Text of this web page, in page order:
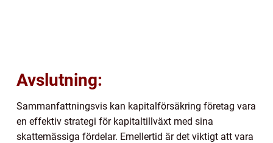
Avslutning:
Sammanfattningsvis kan kapitalförsäkring företag vara
en effektiv strategi för kapitaltillväxt med sina
skattemässiga fördelar. Emellertid är det viktigt att vara